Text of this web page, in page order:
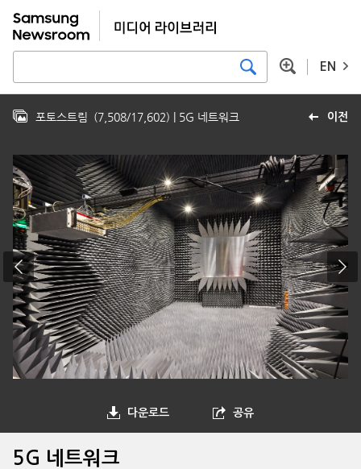
EN
이전
포토스트림 (7,508/17,602) | 5G 네트워크
다운로드 공유
5G 네트워크